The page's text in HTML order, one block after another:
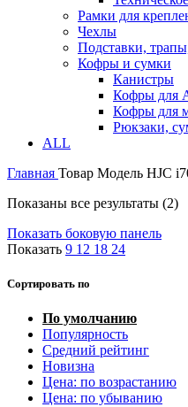
Рамки для
Чехлы
Подставки,
Кофры и сумки
Канистры
Кофры для
Кофры для
Рюкзаки,
ALL
Главная Товар Модель HJC
Показаны все результаты (2)
Показать боковую панель
Показать 9 12 18 24
Сортировать по
По умолчанию
Популярность
Средний рейтинг
Новизна
Цена: по возрастанию
Цена: по убыванию